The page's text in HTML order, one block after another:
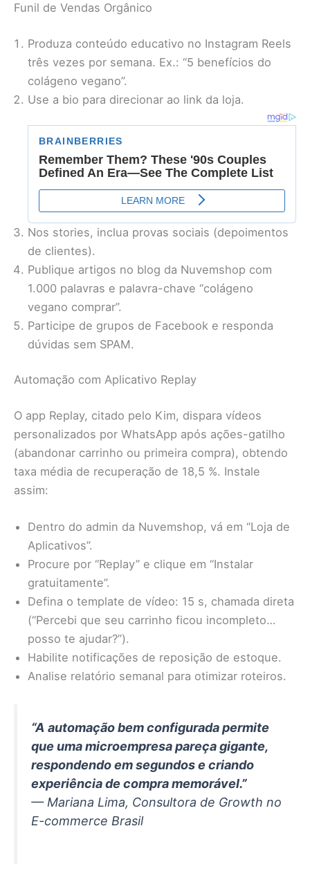
Funil de Vendas Orgânico
Produza conteúdo educativo no Instagram Reels
três vezes por semana. Ex.: “5 benefícios do
colágeno vegano”.
Use a bio para direcionar ao link da loja.
Nos stories, inclua provas sociais (depoimentos
de clientes).
Publique artigos no blog da Nuvemshop com
1.000 palavras e palavra-chave “colágeno
vegano comprar”.
Participe de grupos de Facebook e responda
dúvidas sem SPAM.
Automação com Aplicativo Replay
O app Replay, citado pelo Kim, dispara vídeos
personalizados por WhatsApp após ações-gatilho
(abandonar carrinho ou primeira compra), obtendo
taxa média de recuperação de 18,5 %. Instale
assim:
Dentro do admin da Nuvemshop, vá em “Loja de
Aplicativos”.
Procure por “Replay” e clique em “Instalar
gratuitamente”.
Defina o template de vídeo: 15 s, chamada direta
(“Percebi que seu carrinho ficou incompleto…
posso te ajudar?”).
Habilite notificações de reposição de estoque.
Analise relatório semanal para otimizar roteiros.
“A automação bem configurada permite
que uma microempresa pareça gigante,
respondendo em segundos e criando
experiência de compra memorável.”
—Mariana Lima, Consultora de Growth no
E-commerce Brasil